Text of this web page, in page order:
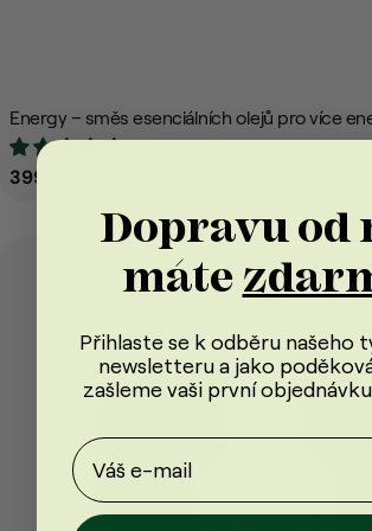
Energy – směs esenciálních olejů pro více
47 recenzí
Běžná
399 Kč
Dopravu od
máte
Přihlaste se k odběru našeho
newsletteru a jako
zašleme vaši první objednávku